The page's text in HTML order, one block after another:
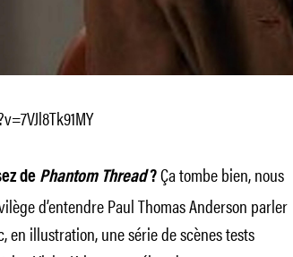
de Phantom Thread?Ça tombe bien, nous
d’entendre Paul Thomas Anderson parler
en illustration, une série de scènes tests